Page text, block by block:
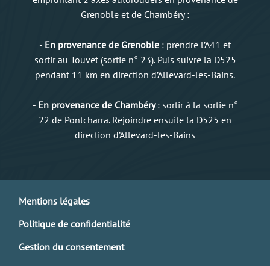
Grenoble et de Chambéry :
- En provenance de Grenoble : prendre l’A41 et
sortir au Touvet (sortie n° 23). Puis suivre la D525
pendant 11 km en direction d’Allevard-les-Bains.
- En provenance de Chambéry: sortir à la sortie n°
22 de Pontcharra. Rejoindre ensuite la D525 en
direction d’Allevard-les-Bains
Mentions légales
Politique de confidentialité
Gestion du consentement